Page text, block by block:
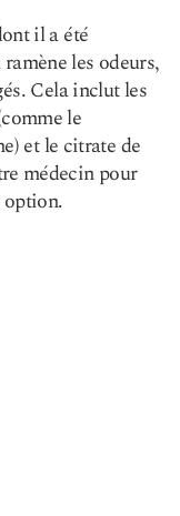
il a été
les odeurs,
Cela inclut les
le
et le citrate de
médecin pour
option.